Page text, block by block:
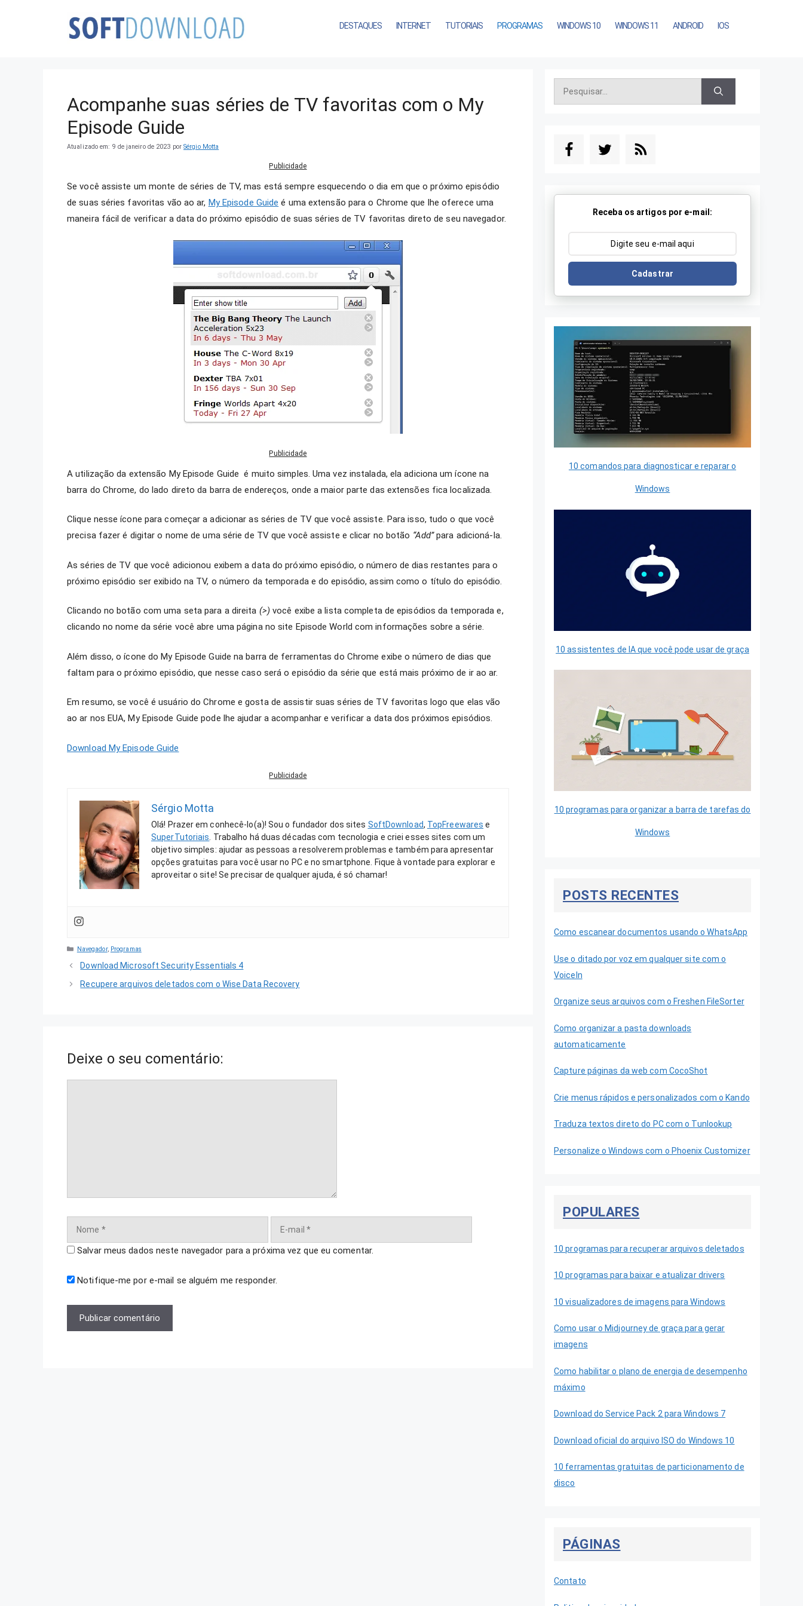
DESTAQUES INTERNET TUTORIAIS PROGRAMAS WINDOWS 10 WINDOWS 11 ANDROID IOS
Acompanhe suas séries de TV favoritas com o My
Episode Guide
Atualizado em: 9 de janeiro de 2023 porSérgio Motta
Publicidade
Se você assiste um monte de séries de TV, mas está sempre esquecendo o dia em que o próximo episódio
de suas séries favoritas vão ao ar, My Episode Guide é uma extensão para o Chrome que lhe oferece uma
maneira fácil de verificar a data do próximo episódio de suas séries de TV favoritas direto de seu navegador.
Publicidade
A utilização da extensão My Episode Guide é muito simples. Uma vez instalada, ela adiciona um ícone na
barra do Chrome, do lado direto da barra de endereços, onde a maior parte das extensões fica localizada.
Clique nesse ícone para começar a adicionar as séries de TV que você assiste. Para isso, tudo o que você
precisa fazer é digitar o nome de uma série de TV que você assiste e clicar no botão “Add”para adicioná-la.
As séries de TV que você adicionou exibem a data do próximo episódio, o número de dias restantes para o
próximo episódio ser exibido na TV, o número da temporada e do episódio, assim como o título do episódio.
Clicando no botão com uma seta para a direita (>) você exibe a lista completa de episódios da temporada e,
clicando no nome da série você abre uma página no site Episode World com informações sobre a série.
Além disso, o ícone do My Episode Guide na barra de ferramentas do Chrome exibe o número de dias que
faltam para o próximo episódio, que nesse caso será o episódio da série que está mais próximo de ir ao ar.
Em resumo, se você é usuário do Chrome e gosta de assistir suas séries de TV favoritas logo que elas vão
ao ar nos EUA, My Episode Guide pode lhe ajudar a acompanhar e verificar a data dos próximos episódios.
Download My Episode Guide
Publicidade
Sérgio Motta
Olá! Prazer em conhecê-lo(a)! Sou o fundador dos sites SoftDownload, TopFreewares e
SuperTutoriais . Trabalho há duas décadas com tecnologia e criei esses sites com um
objetivo simples: ajudar as pessoas a resolverem problemas e também para apresentar
opções gratuitas para você usar no PC e no smartphone. Fique à vontade para explorar e
aproveitar o site! Se precisar de qualquer ajuda, é só chamar!
Categorias
Navegador, Programas
Download Microsoft Security Essentials 4
Recupere arquivos deletados com o Wise Data Recovery
Deixe o seu comentário:
Nome
mail
Salvar meus dados neste navegador para a próxima vez que eu comentar.
Notifique-me por e-mail se alguém me responder.
Pesquisar
por:
Receba os artigos por e-mail:
Cadastrar
10 comandos para diagnosticar e reparar o
Windows
10 assistentes de IA que você pode usar de graça
10 programas para organizar a barra de tarefas do
Windows
POSTS RECENTES
Como escanear documentos usando o WhatsApp
Use o ditado por voz em qualquer site com o
VoiceIn
Organize seus arquivos com o Freshen FileSorter
Como organizar a pasta downloads
automaticamente
Capture páginas da web com CocoShot
Crie menus rápidos e personalizados com o Kando
Traduza textos direto do PC com o Tunlookup
Personalize o Windows com o Phoenix Customizer
POPULARES
10 programas para recuperar arquivos deletados
10 programas para baixar e atualizar drivers
10 visualizadores de imagens para Windows
Como usar o Midjourney de graça para gerar
imagens
Como habilitar o plano de energia de desempenho
máximo
Download do Service Pack 2 para Windows 7
Download oficial do arquivo ISO do Windows 10
10 ferramentas gratuitas de particionamento de
disco
PÁGINAS
Contato